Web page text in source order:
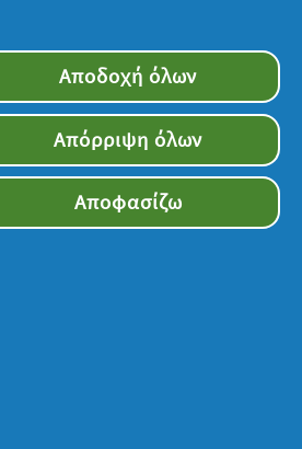
Αποδοχή όλων
Απόρριψη όλων
Αποφασίζω